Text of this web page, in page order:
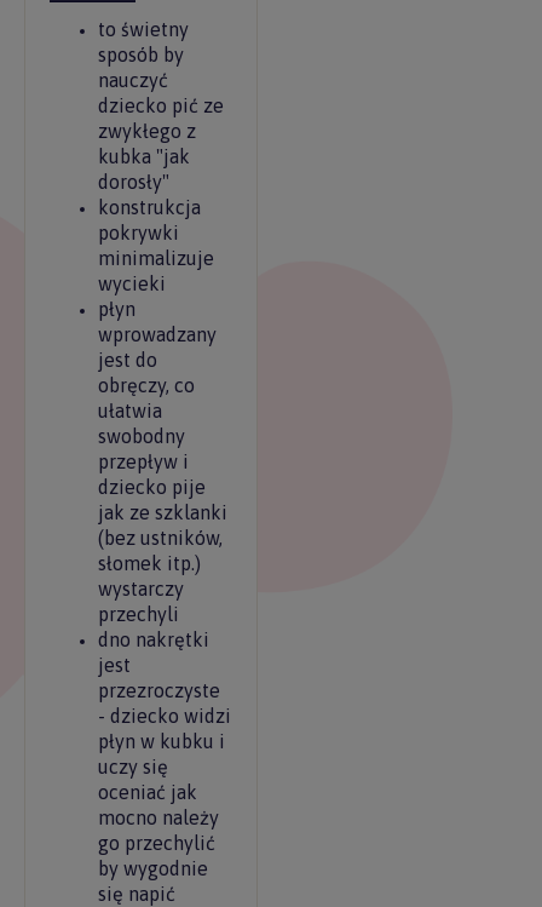
to świetny
sposób by
nauczyć
dziecko pić ze
zwykłego z
kubka "jak
dorosły"
konstrukcja
pokrywki
minimalizuje
wycieki
płyn
wprowadzany
jest do
obręczy, co
ułatwia
swobodny
przepływ i
dziecko pije
jak ze szklanki
(bez ustników,
słomek itp.)
wystarczy
przechyli
dno nakrętki
jest
przezroczyste
- dziecko widzi
płyn w kubku i
uczy się
oceniać jak
mocno należy
go przechylić
by wygodnie
się napić